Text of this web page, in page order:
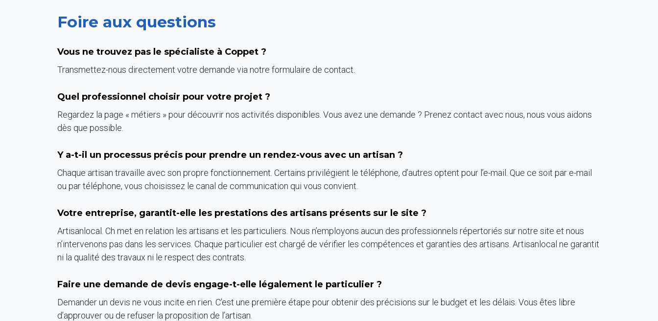
Foire aux questions
Vous ne trouvez pas le spécialiste à Coppet ?
Transmettez-nous directement votre demande via notre formulaire de contact.
Quel professionnel choisir pour votre projet ?
Regardez la page « métiers » pour découvrir nos activités disponibles. Vous avez une demande ? Prenez contact avec nous, nous vous aidons
dès que possible.
Y a-t-il un processus précis pour prendre un rendez-vous avec un artisan ?
Chaque artisan travaille avec son propre fonctionnement. Certains privilégient le téléphone, d’autres optent pour l’e-mail. Que ce soit par e-mail
ou par téléphone, vous choisissez le canal de communication qui vous convient.
Votre entreprise, garantit-elle les prestations des artisans présents sur le site ?
Artisanlocal. Ch met en relation les artisans et les particuliers. Nous n’employons aucun des professionnels répertoriés sur notre site et nous
n’intervenons pas dans les services. Chaque particulier est chargé de vérifier les compétences et garanties des artisans. Artisanlocal ne garantit
ni la qualité des travaux ni le respect des contrats.
Faire une demande de devis engage-t-elle légalement le particulier ?
Demander un devis ne vous incite en rien. C’est une première étape pour obtenir des précisions sur le budget et les délais. Vous êtes libre
d’approuver ou de refuser la proposition de l’artisan.